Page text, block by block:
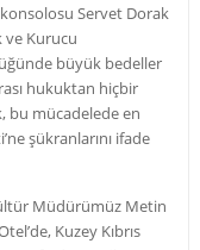
Servet Dorak
ve Kurucu
büyük bedeller
hukuktan hiçbir
bu mücadelede en
şükranlarını ifade
Müdürümüz Metin
Kuzey Kıbrıs